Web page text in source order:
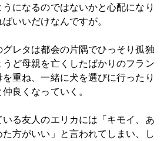
になるのではないかと心配になり
いいだけなんですが。
レタは都会の片隅でひっそり孤独
ど母親を亡くしたばかりのフラン
重ね、一緒に犬を選びに行ったり
良くなっていく。
る友人のエリカには「キモイ、あ
方がいい」と言われてしまい、し